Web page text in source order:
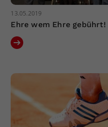
13.05.2019
Ehre wem Ehre gebührt!